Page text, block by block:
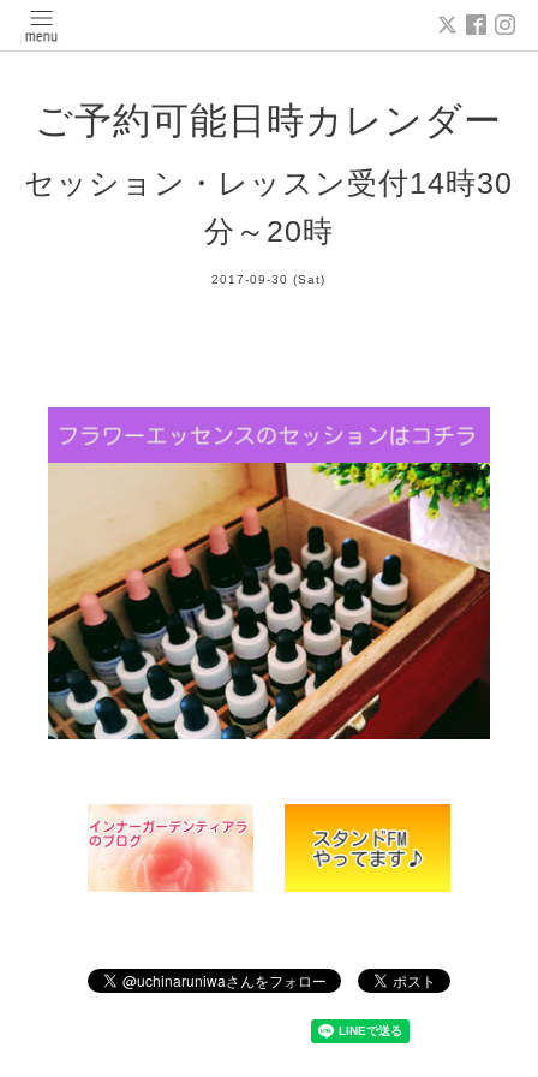
ご予約可能日時カレンダー
セッション・レッスン受付14時30
分～20時
2017-09-30 (Sat)